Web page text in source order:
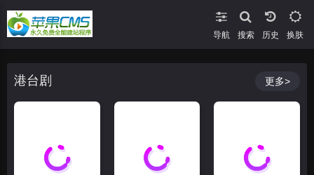
导航 搜索 换肤
港台剧 更多>